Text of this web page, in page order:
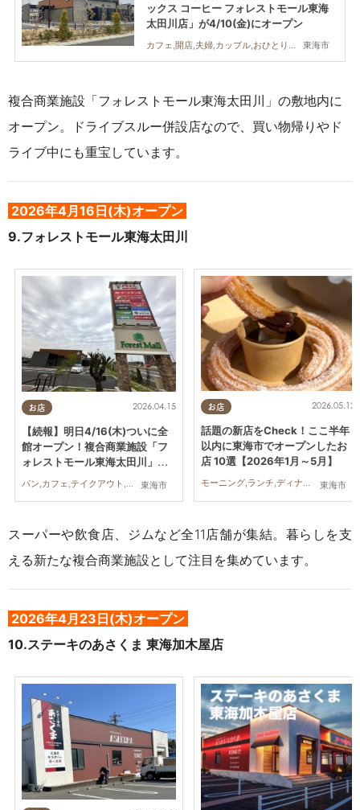
東海市
ックス コーヒー フォレストモール東海
太田川店」が4/10(金)にオープン
カフェ,開店,夫婦,カップル,おひとりさま,友人
複合商業施設「フォレストモール東海太田川」の敷地内に
オープン。ドライブスルー併設店なので、買い物帰りやド
ライブ中にも重宝しています。
2026年4月16日(木)オープン
9.フォレストモール東海太田川
お店
東海市
2026.04.15
【続報】明日4/16(木)ついに全
館オープン！複合商業施設「フ
ォレストモール東海太田川」現
パン,カフェ,テイクアウト,開店,ダイエット,健康,住まい,専門店,まちネタ
お店
東海市
2026.05.12
話題の新店をCheck！ここ半年
以内に東海市でオープンしたお
店 10選【2026年1月～5月】
モーニング,ランチ,ディナー,パン,カフェ,スイーツ,テイクアウト,キッチンカー,開店,まとめ記事,家族,おひとりさま,トレンド
スーパーや飲食店、ジムなど全11店舗が集結。暮らしを支
える新たな複合商業施設として注目を集めています。
2026年4月23日(木)オープン
10.ステーキのあさくま 東海加木屋店